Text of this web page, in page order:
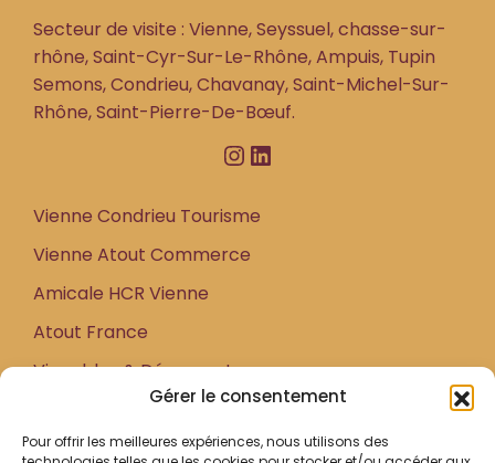
Gérer le consentement
Pour offrir les meilleures expériences, nous utilisons des
Secteur de visite : Vienne, Seyssuel, chasse-sur-
rhône, Saint-Cyr-Sur-Le-Rhône, Ampuis, Tupin
Semons, Condrieu, Chavanay, Saint-Michel-Sur-
Rhône, Saint-Pierre-De-Bœuf.
Instagram
LinkedIn
Vienne Condrieu Tourisme
Vienne Atout Commerce
Amicale HCR Vienne
Atout France
Vignobles & Découvertes
Accueil